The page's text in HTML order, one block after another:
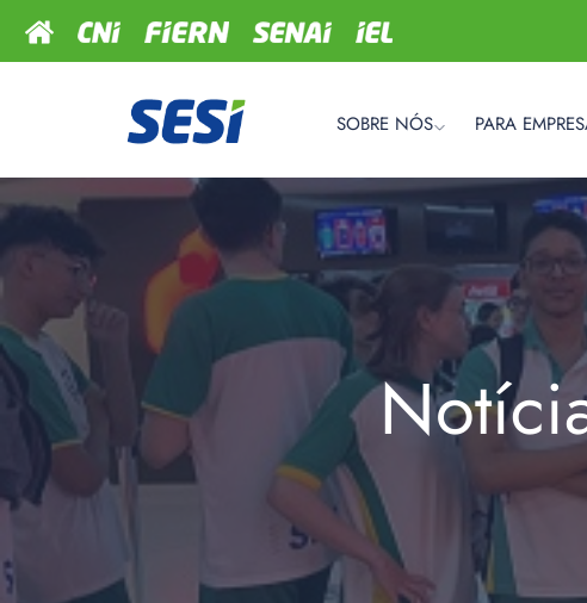
SOBRE NÓS PARA